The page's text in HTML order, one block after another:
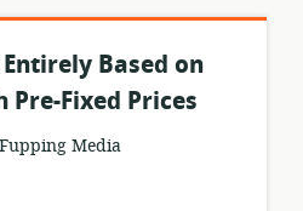
Based on
Fixed Prices
Fupping Media